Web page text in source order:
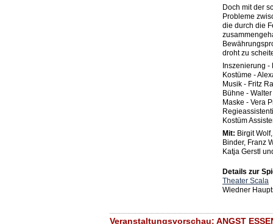
Doch mit der
Probleme
die durch die
droht zu
Inszenierung -
Kostüme -
Musik - Fritz
Bühne -
Maske - Vera
Kostüm
Mit: Birgit
Binder, Franz
Katja Gerstl
Details zur
Theater Scala
Wiedner
Veranstaltungsvorschau: ANGST